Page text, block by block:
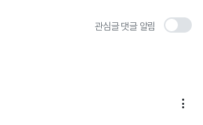
관심글 댓글 알림
